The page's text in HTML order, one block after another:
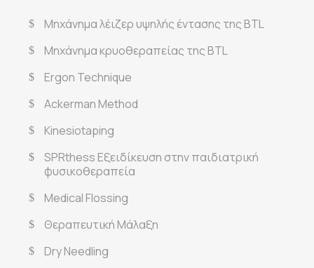
Μηχάνημα λέιζερ υψηλής έντασης της BTL
Μηχάνημα κρυοθεραπείας της BTL
Ergon Technique
Ackerman Method
Kinesiotaping
SPRthess Εξειδίκευση στην παιδιατρική
φυσικοθεραπεία
Medical Flossing
Θεραπευτική Μάλαξη
Dry Needling